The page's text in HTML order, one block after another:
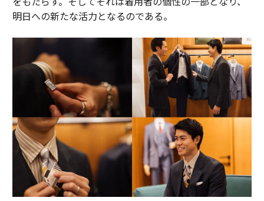
明日への新たな活力となるのである。